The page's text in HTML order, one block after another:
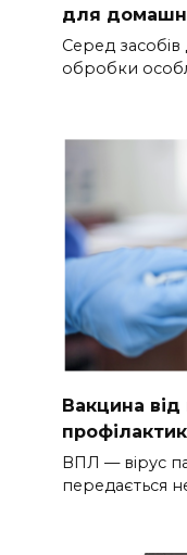
для
Серед засобів
обробки
Вакцина від
ВПЛ — вірус
передається